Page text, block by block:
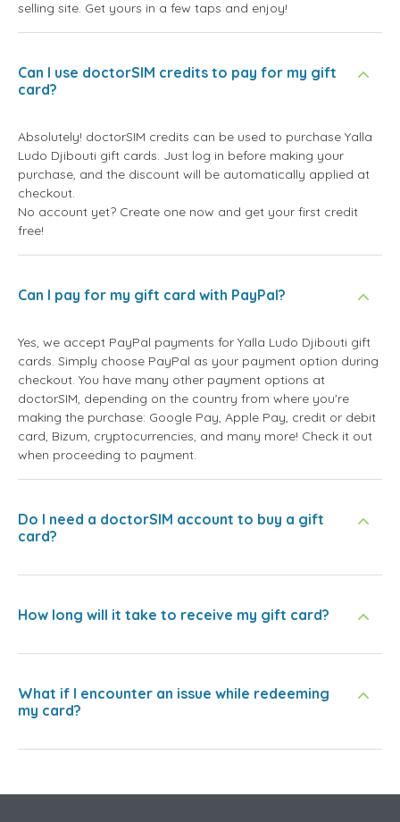
selling site. Get yours in a few taps and enjoy!
Can I use doctorSIM credits to pay for my gift
card?
Absolutely! doctorSIM credits can be used to purchase Yalla
Ludo Djibouti gift cards. Just log in before making your
purchase, and the discount will be automatically applied at
checkout.
No account yet? Create one now and get your first credit
free!
Can I pay for my gift card with PayPal?
Yes, we accept PayPal payments for Yalla Ludo Djibouti gift
cards. Simply choose PayPal as your payment option during
checkout. You have many other payment options at
doctorSIM, depending on the country from where you're
making the purchase: Google Pay, Apple Pay, credit or debit
card, Bizum, cryptocurrencies, and many more! Check it out
when proceeding to payment.
Do I need a doctorSIM account to buy a gift
card?
How long will it take to receive my gift card?
What if I encounter an issue while redeeming
my card?